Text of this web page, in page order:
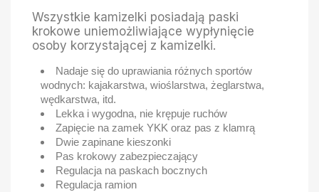
Wszystkie kamizelki posiadają paski
krokowe uniemożliwiające wypłynięcie
osoby korzystającej z kamizelki.
Nadaje się do uprawiania różnych sportów
wodnych: kajakarstwa, wioślarstwa, żeglarstwa,
wędkarstwa, itd.
Lekka i wygodna, nie krępuje ruchów
Zapięcie na zamek YKK oraz pas z klamrą
Dwie zapinane kieszonki
Pas krokowy zabezpieczający
Regulacja na paskach bocznych
Regulacja ramion